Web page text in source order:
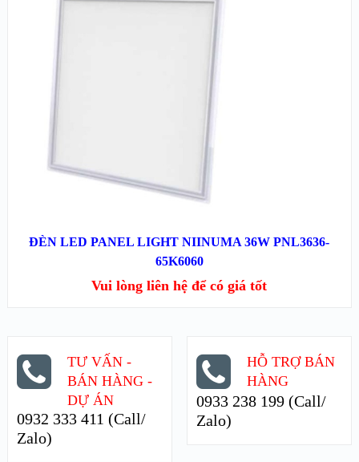
XEM CHI TIẾT
ĐÈN LED PANEL LIGHT NIINUMA 36W PNL3636-
65K6060
Vui lòng liên hệ để có giá tốt
TƯ VẤN -
BÁN HÀNG -
DỰ ÁN
0932 333 411 (Call/
Zalo)
HỖ TRỢ BÁN
HÀNG
0933 238 199 (Call/
Zalo)